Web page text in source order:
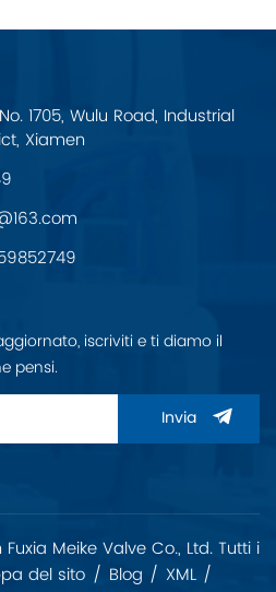
1705, Wulu Road, Industrial
Xiamen
iscriviti e ti diamo il
pensi.
Invia
Meike Valve Co., Ltd. Tutti i
del sito / Blog / XML /